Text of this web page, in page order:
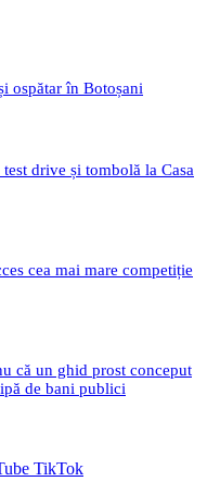
ospătar în Botoșani
drive și tombolă la Casa
cea mai mare competiție
că un ghid prost conceput
de bani publici
TikTok